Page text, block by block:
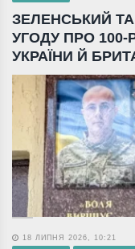
ЗЕЛЕНСЬКИЙ
УГОДУ ПРО
УКРАЇНИ Й
18 ЛИПНЯ 2026, 10:21